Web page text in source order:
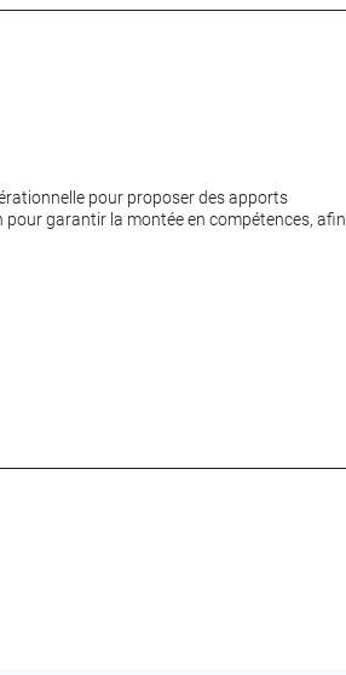
pour proposer des apports
garantir la montée en compétences, afin